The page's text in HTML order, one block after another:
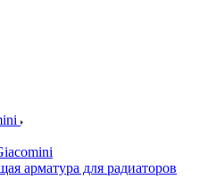
арматура для радиаторов